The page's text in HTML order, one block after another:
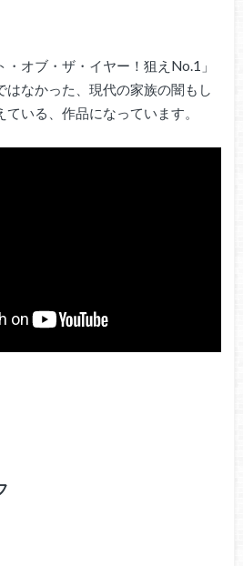
オブ・ザ・イヤー！狙えNo.1」
はなかった、現代の家族の闇もし
いる、作品になっています。